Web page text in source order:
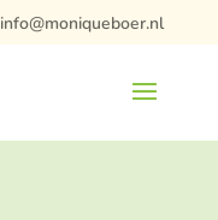
info@moniqueboer.nl